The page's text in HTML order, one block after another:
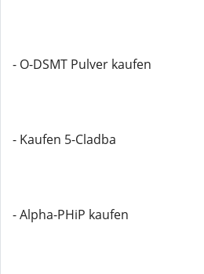
- O-DSMT Pulver kaufen
- Kaufen 5-Cladba
- Alpha-PHiP kaufen